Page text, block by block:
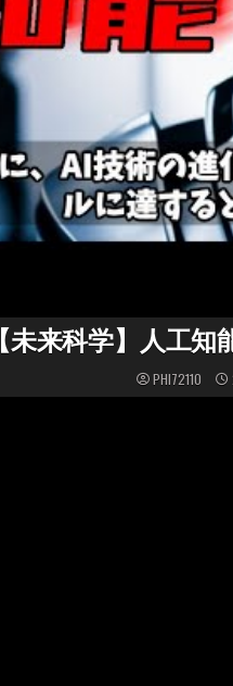
【未来科学】人工
PHI72110